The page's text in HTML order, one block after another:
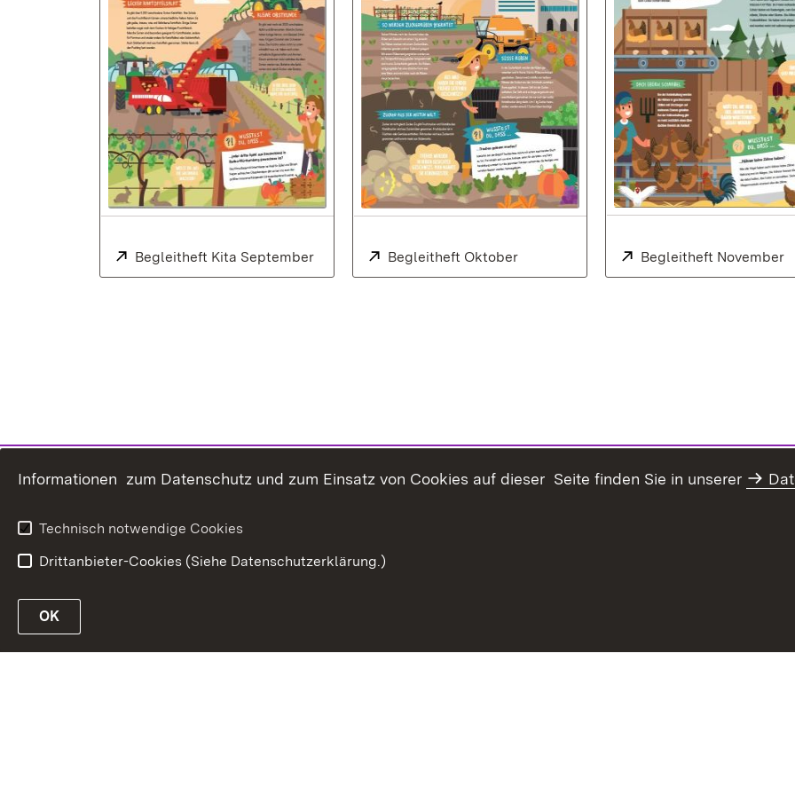
Extern:
Begleitheft Kita September(Öffnet in neuem Fenster)
Extern:
Begleitheft Oktober(Öffnet in neuem Fenster)
Extern:
Begleitheft November
Informationen zum Datenschutz und zum Einsatz von Cookies auf dieser Seite finden Sie in unserer
Technisch notwendige Cookies
Drittanbieter-Cookies (Siehe Datenschutzerklärung.)
OK